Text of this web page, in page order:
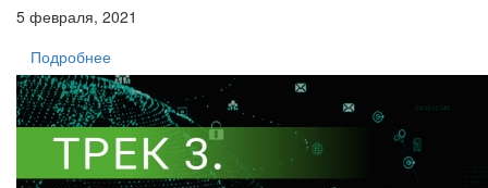
5 февраля, 2021
Подробнее